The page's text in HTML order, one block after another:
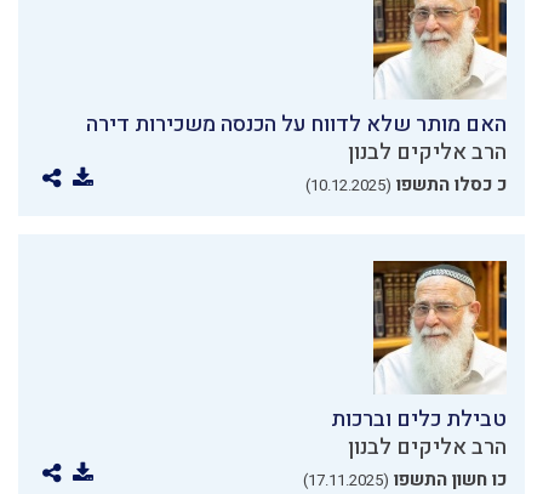
האם מותר שלא לדווח על הכנסה משכירות דירה
הרב אליקים לבנון
כ כסלו התשפו (10.12.2025)
טבילת כלים וברכות
הרב אליקים לבנון
כו חשון התשפו (17.11.2025)